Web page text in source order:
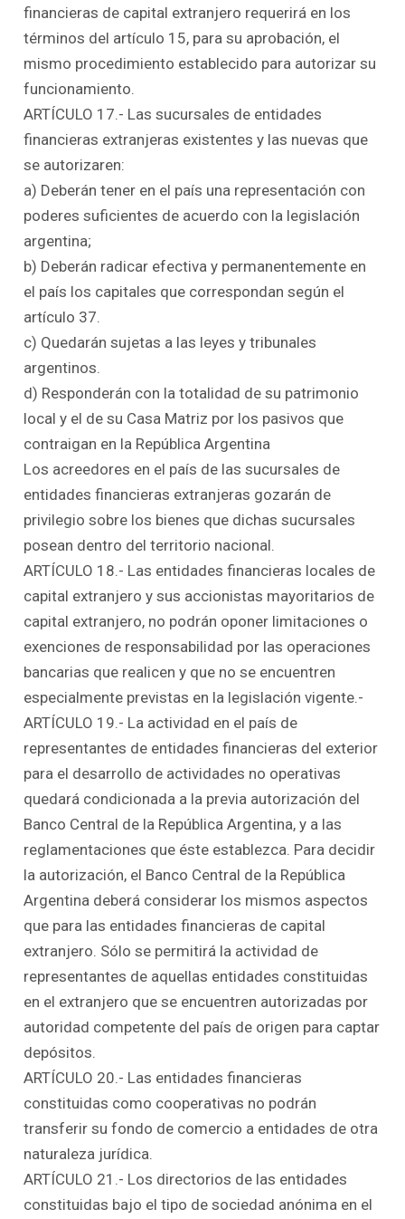
financieras de capital extranjero requerirá en los
términos del artículo 15, para su aprobación, el
mismo procedimiento establecido para autorizar su
funcionamiento.
ARTÍCULO 17.- Las sucursales de entidades
financieras extranjeras existentes y las nuevas que
se autorizaren:
a) Deberán tener en el país una representación con
poderes suficientes de acuerdo con la legislación
argentina;
b) Deberán radicar efectiva y permanentemente en
el país los capitales que correspondan según el
artículo 37.
c) Quedarán sujetas a las leyes y tribunales
argentinos.
d) Responderán con la totalidad de su patrimonio
local y el de su Casa Matriz por los pasivos que
contraigan en la República Argentina
Los acreedores en el país de las sucursales de
entidades financieras extranjeras gozarán de
privilegio sobre los bienes que dichas sucursales
posean dentro del territorio nacional.
ARTÍCULO 18.- Las entidades financieras locales de
capital extranjero y sus accionistas mayoritarios de
capital extranjero, no podrán oponer limitaciones o
exenciones de responsabilidad por las operaciones
bancarias que realicen y que no se encuentren
especialmente previstas en la legislación vigente.-
ARTÍCULO 19.- La actividad en el país de
representantes de entidades financieras del exterior
para el desarrollo de actividades no operativas
quedará condicionada a la previa autorización del
Banco Central de la República Argentina, y a las
reglamentaciones que éste establezca. Para decidir
la autorización, el Banco Central de la República
Argentina deberá considerar los mismos aspectos
que para las entidades financieras de capital
extranjero. Sólo se permitirá la actividad de
representantes de aquellas entidades constituidas
en el extranjero que se encuentren autorizadas por
autoridad competente del país de origen para captar
depósitos.
ARTÍCULO 20.- Las entidades financieras
constituidas como cooperativas no podrán
transferir su fondo de comercio a entidades de otra
naturaleza jurídica.
ARTÍCULO 21.- Los directorios de las entidades
constituidas bajo el tipo de sociedad anónima en el